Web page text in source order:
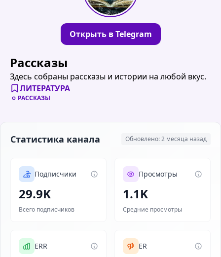
Открыть в Telegram
Рассказы
Здесь собраны рассказы и истории на любой вкус.
ЛИТЕРАТУРА
РАССКАЗЫ
Статистика канала Обновлено: 2 месяца назад
Подписчики
29.9K
Всего подписчиков
Просмотры
1.1K
Средние просмотры
ERR ER